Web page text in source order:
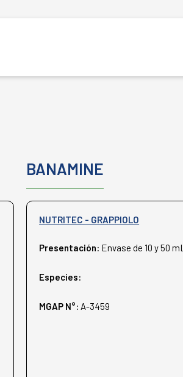
BANAMINE
NUTRITEC - GRAPPIOLO
Presentación: Envase de 10 y 50 mL.
Especies:
MGAP N°: A-3459